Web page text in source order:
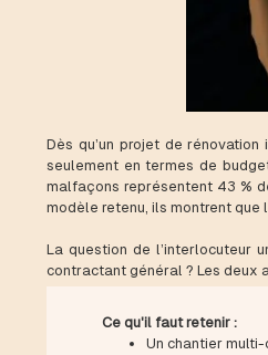
Dès qu’un projet de
seulement en termes de
malfaçons représentent 43 %
modèle retenu, ils montrent
La question de l’interlocuteur
contractant général ? Les deux
Ce qu'il faut retenir :
Un chantier